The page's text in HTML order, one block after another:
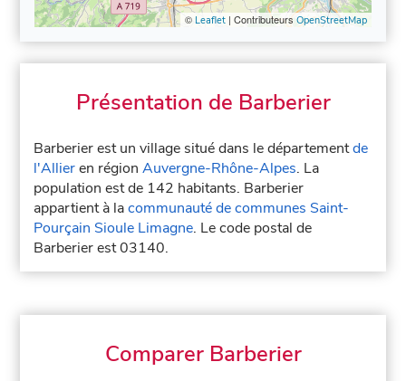
© Leaflet| Contributeurs OpenStreetMap
Présentation de Barberier
Barberier est un village situé dans le départementde
l'Allieren régionAuvergne-Rhône-Alpes. La
population est de 142 habitants. Barberier
appartient à lacommunauté de communes Saint-
Pourçain Sioule Limagne. Le code postal de
Barberier est 03140.
Comparer Barberier